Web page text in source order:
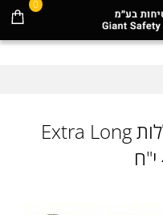
0
סוללות AA אלקליין 4 סוללות Extra Long